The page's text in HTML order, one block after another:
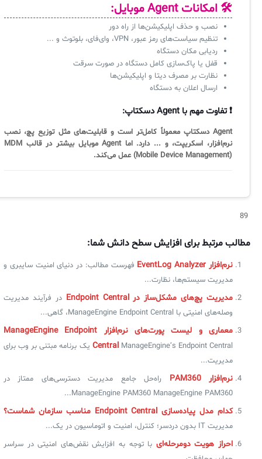
🛠 امکانات Agent موبایل:
نصب و حذف اپلیکیشن‌ها از راه دور
تنظیم سیاست‌های رمز عبور، VPN، وای‌فای، بلوتوث و ...
ردیابی مکان دستگاه
قفل یا پاک‌سازی کامل دستگاه در صورت سرقت
نظارت بر مصرف دیتا و اپلیکیشن‌ها
ارسال اعلان به دستگاه
❗ تفاوت مهم با Agent دسکتاپ:
Agent دسکتاپ معمولاً کامل‌تر است و قابلیت‌های مثل توزیع پچ، نصب
نرم‌افزار، اسکریپت، و ... دارد. اما Agent موبایل بیشتر در قالب MDM
(Mobile Device Management) عمل می‌کند.
89
مطالب مرتبط برای افزایش سطح دانش شما:
نرم‌افزار EventLog Analyzer
فهرست مطالب: در دنیای امنیت سایبری و
مدیریت سیستم‌ها، نظارت...
مدیریت پچ‌های مشکل‌ساز در Endpoint Central
در فرآیند مدیریت
وصله‌های امنیتی با ManageEngine Endpoint Central، گاهی...
معماری و لیست پورت‌های نرم‌افزار ManageEngine Endpoint
Central ManageEngine’s Endpoint Central یک برنامه مبتنی بر وب برای
مدیریت...
نرم‌افزار PAM360
راه‌حل جامع مدیریت دسترسی‌های ممتاز در
ManageEngine PAM360 ManageEngine PAM360...
کدام مدل پیاده‌سازی Endpoint Central مناسب سازمان شماست؟
مدیریت IT بدون دردسر؛ کنترل، امنیت و اتوماسیون در یک...
احراز هویت دومرحله‌ای با توجه به افزایش نقض‌های امنیتی در سراسر